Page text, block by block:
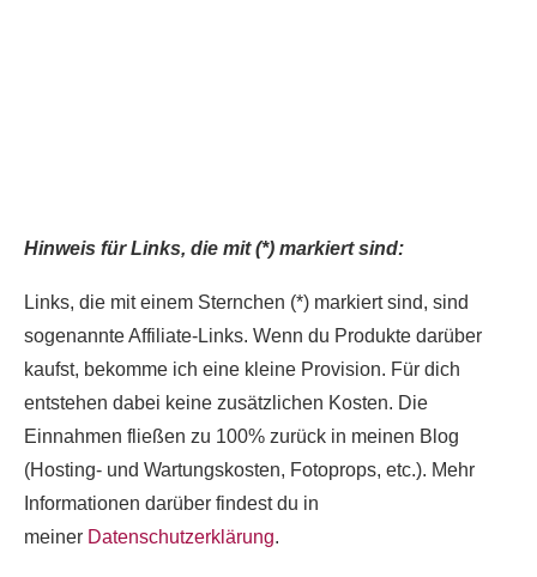
Hinweis für Links, die mit (*) markiert sind:
Links, die mit einem Sternchen (*) markiert sind, sind
sogenannte Affiliate-Links. Wenn du Produkte darüber
kaufst, bekomme ich eine kleine Provision. Für dich
entstehen dabei keine zusätzlichen Kosten. Die
Einnahmen fließen zu 100% zurück in meinen Blog
(Hosting- und Wartungskosten, Fotoprops, etc.). Mehr
Informationen darüber findest du in
meiner Datenschutzerklärung.